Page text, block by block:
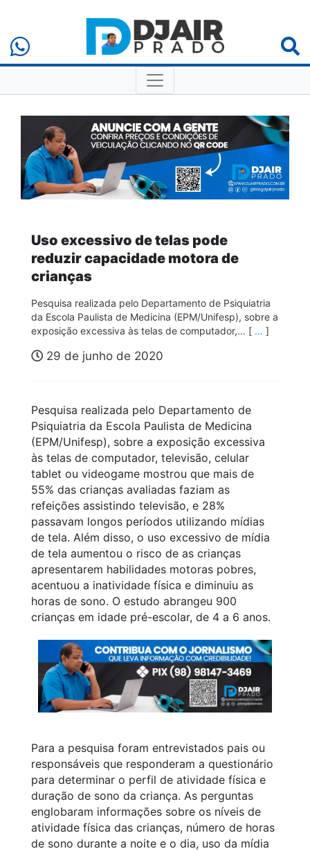
Uso excessivo de telas pode
reduzir capacidade motora de
crianças
Pesquisa realizada pelo Departamento de Psiquiatria
da Escola Paulista de Medicina (EPM/Unifesp), sobre a
exposição excessiva às telas de computador,… [ … ]
29 de junho de 2020
Pesquisa realizada pelo Departamento de
Psiquiatria da Escola Paulista de Medicina
(EPM/Unifesp), sobre a exposição excessiva
às telas de computador, televisão, celular
tablet ou videogame mostrou que mais de
55% das crianças avaliadas faziam as
refeições assistindo televisão, e 28%
passavam longos períodos utilizando mídias
de tela. Além disso, o uso excessivo de mídia
de tela aumentou o risco de as crianças
apresentarem habilidades motoras pobres,
acentuou a inatividade física e diminuiu as
horas de sono. O estudo abrangeu 900
crianças em idade pré-escolar, de 4 a 6 anos.
Para a pesquisa foram entrevistados pais ou
responsáveis que responderam a questionário
para determinar o perfil de atividade física e
duração de sono da criança. As perguntas
englobaram informações sobre os níveis de
atividade física das crianças, número de horas
de sono durante a noite e o dia, uso da mídia